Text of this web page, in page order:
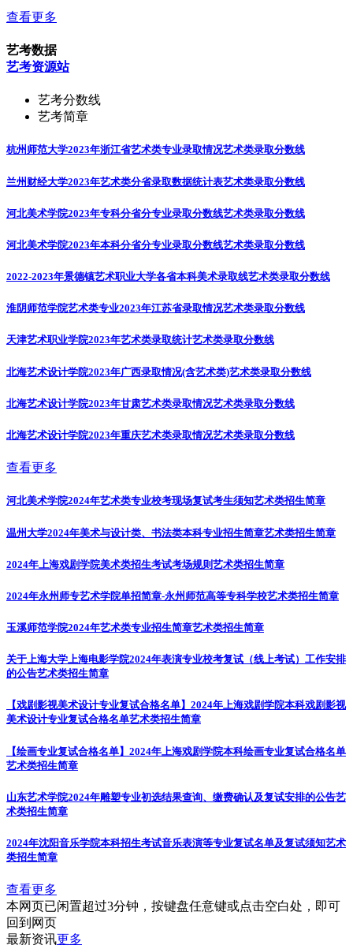
查看更多
艺考数据
艺考资源站
艺考分数线
艺考简章
杭州师范大学2023年浙江省艺术类专业录取情况艺术类录取分数线
兰州财经大学2023年艺术类分省录取数据统计表艺术类录取分数线
河北美术学院2023年专科分省分专业录取分数线艺术类录取分数线
河北美术学院2023年本科分省分专业录取分数线艺术类录取分数线
2022-2023年景德镇艺术职业大学各省本科美术录取线艺术类录取分数线
淮阴师范学院艺术类专业2023年江苏省录取情况艺术类录取分数线
天津艺术职业学院2023年艺术类录取统计艺术类录取分数线
北海艺术设计学院2023年广西录取情况(含艺术类)艺术类录取分数线
北海艺术设计学院2023年甘肃艺术类录取情况艺术类录取分数线
北海艺术设计学院2023年重庆艺术类录取情况艺术类录取分数线
查看更多
河北美术学院2024年艺术类专业校考现场复试考生须知艺术类招生简章
温州大学2024年美术与设计类、书法类本科专业招生简章艺术类招生简章
2024年上海戏剧学院美术类招生考试考场规则艺术类招生简章
2024年永州师专艺术学院单招简章-永州师范高等专科学校艺术类招生简章
玉溪师范学院2024年艺术类专业招生简章艺术类招生简章
关于上海大学上海电影学院2024年表演专业校考复试（线上考试）工作安排
的公告艺术类招生简章
【戏剧影视美术设计专业复试合格名单】2024年上海戏剧学院本科戏剧影视
美术设计专业复试合格名单艺术类招生简章
【绘画专业复试合格名单】2024年上海戏剧学院本科绘画专业复试合格名单
艺术类招生简章
山东艺术学院2024年雕塑专业初选结果查询、缴费确认及复试安排的公告艺
术类招生简章
2024年沈阳音乐学院本科招生考试音乐表演等专业复试名单及复试须知艺术
类招生简章
查看更多
本网页已闲置超过3分钟，按键盘任意键或点击空白处，即可
回到网页
最新资讯更多